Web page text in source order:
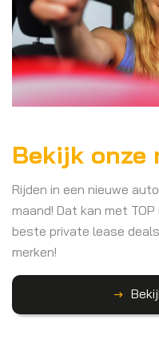
Bekijk onze
Rijden in een nieuwe
maand! Dat kan met
beste private lease
merken!